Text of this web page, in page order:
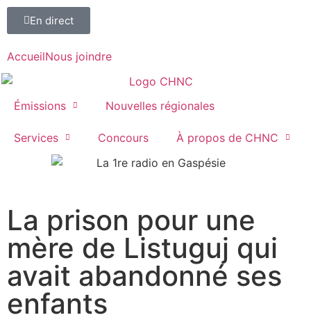
En direct
AccueilNous joindre
Émissions Nouvelles régionales
Services Concours À propos de CHNC
Paspébiac
La prison pour une
mère de Listuguj qui
avait abandonné ses
enfants